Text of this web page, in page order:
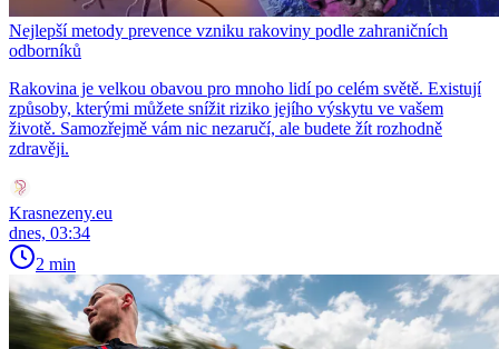
Nejlepší metody prevence vzniku rakoviny podle zahraničních
odborníků
Rakovina je velkou obavou pro mnoho lidí po celém světě. Existují
způsoby, kterými můžete snížit riziko jejího výskytu ve vašem
životě. Samozřejmě vám nic nezaručí, ale budete žít rozhodně
zdravěji.
Krasnezeny.eu
dnes, 03:34
2 min